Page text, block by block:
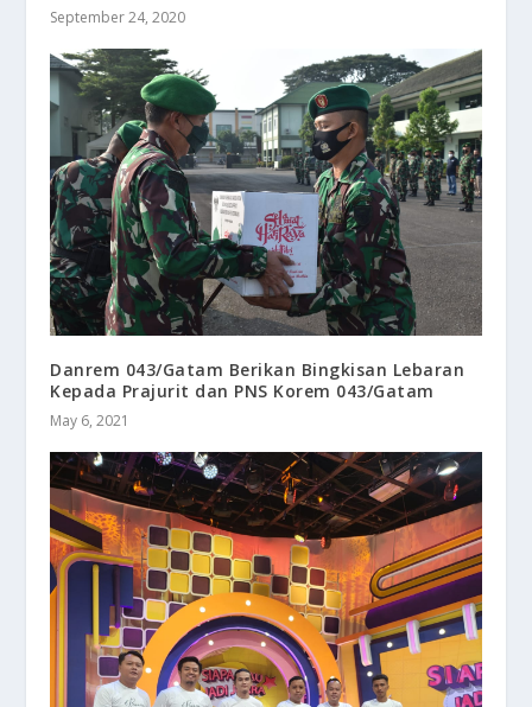
September 24, 2020
Danrem 043/Gatam Berikan Bingkisan Lebaran
Kepada Prajurit dan PNS Korem 043/Gatam
May 6, 2021